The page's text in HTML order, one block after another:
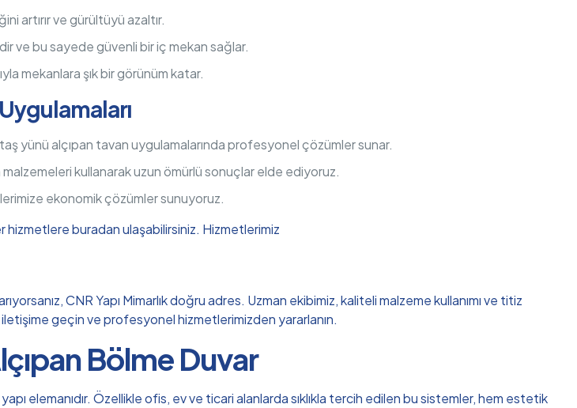
artırır ve gürültüyü azaltır.
ve bu sayede güvenli bir iç mekan sağlar.
mekanlara şık bir görünüm katar.
taş yünü alçıpan tavan uygulamalarında profesyonel çözümler sunar.
kullanarak uzun ömürlü sonuçlar elde ediyoruz.
ekonomik çözümler sunuyoruz.
buradan ulaşabilirsiniz. Hizmetlerimiz
CNR Yapı Mimarlık doğru adres. Uzman ekibimiz, kaliteli malzeme kullanımı ve titiz
geçin ve profesyonel hizmetlerimizden yararlanın.
Bölme Duvar
elemanıdır. Özellikle ofis, ev ve ticari alanlarda sıklıkla tercih edilen bu sistemler, hem estetik